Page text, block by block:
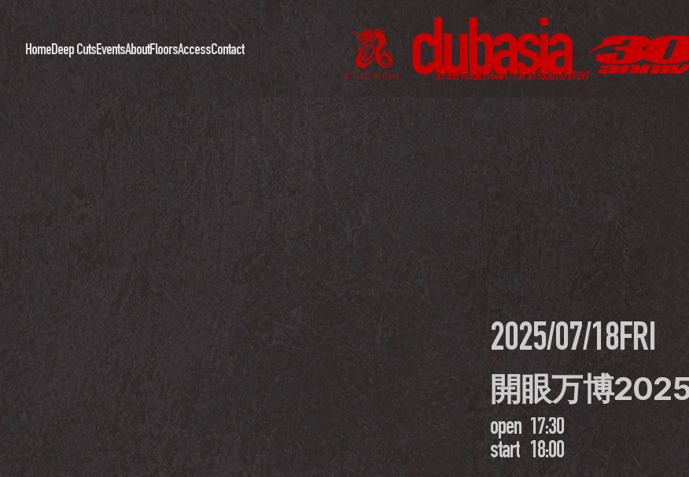
HomeDeep CutsEventsAboutFloorsAccessContact
2025/07/18FRI
開眼万博
open 17:30
start 18:00